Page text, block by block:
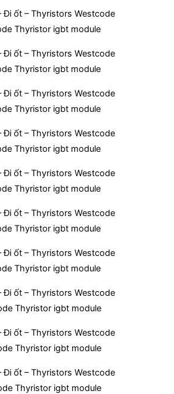
Đi ốt – Thyristors Westcode
Thyristor igbt module
Đi ốt – Thyristors Westcode
Thyristor igbt module
Đi ốt – Thyristors Westcode
Thyristor igbt module
Đi ốt – Thyristors Westcode
Thyristor igbt module
Đi ốt – Thyristors Westcode
Thyristor igbt module
Đi ốt – Thyristors Westcode
Thyristor igbt module
Đi ốt – Thyristors Westcode
Thyristor igbt module
Đi ốt – Thyristors Westcode
Thyristor igbt module
Đi ốt – Thyristors Westcode
Thyristor igbt module
Đi ốt – Thyristors Westcode
Thyristor igbt module